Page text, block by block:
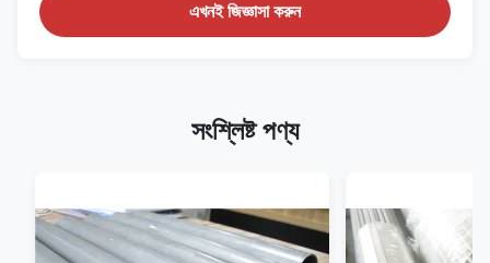
এখনই জিজ্ঞাসা করুন
সংশ্লিষ্ট পণ্য